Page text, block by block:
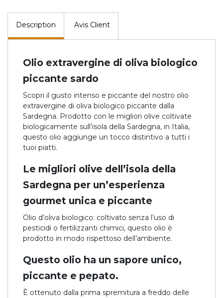
Description Avis Client
Olio extravergine di oliva biologico
piccante sardo
Scopri il gusto intenso e piccante del nostro olio
extravergine di oliva biologico piccante dalla
Sardegna. Prodotto con le migliori olive coltivate
biologicamente sull’isola della Sardegna, in Italia,
questo olio aggiunge un tocco distintivo a tutti i
tuoi piatti.
Le migliori olive dell’isola della
Sardegna per un’esperienza
gourmet unica e piccante
Olio d’oliva biologico: coltivato senza l’uso di
pesticidi o fertilizzanti chimici, questo olio è
prodotto in modo rispettoso dell’ambiente.
Questo olio ha un sapore unico,
piccante e pepato.
È ottenuto dalla prima spremitura a freddo delle